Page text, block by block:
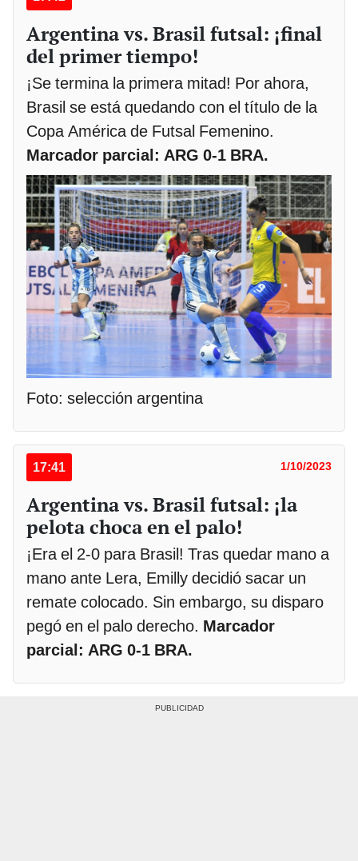
Argentina vs. Brasil futsal: ¡final
del primer tiempo!
¡Se termina la primera mitad! Por ahora,
Brasil se está quedando con el título de la
Copa América de Futsal Femenino.
Marcador parcial: ARG 0-1 BRA.
Foto: selección argentina
17:41 1/10/2023
Argentina vs. Brasil futsal: ¡la
pelota choca en el palo!
¡Era el 2-0 para Brasil! Tras quedar mano a
mano ante Lera, Emilly decidió sacar un
remate colocado. Sin embargo, su disparo
pegó en el palo derecho. Marcador
parcial: ARG 0-1 BRA.